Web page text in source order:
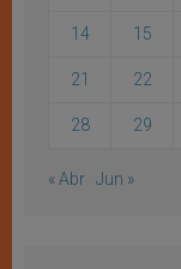
14 15
21 22
28 29
« Abr Jun »